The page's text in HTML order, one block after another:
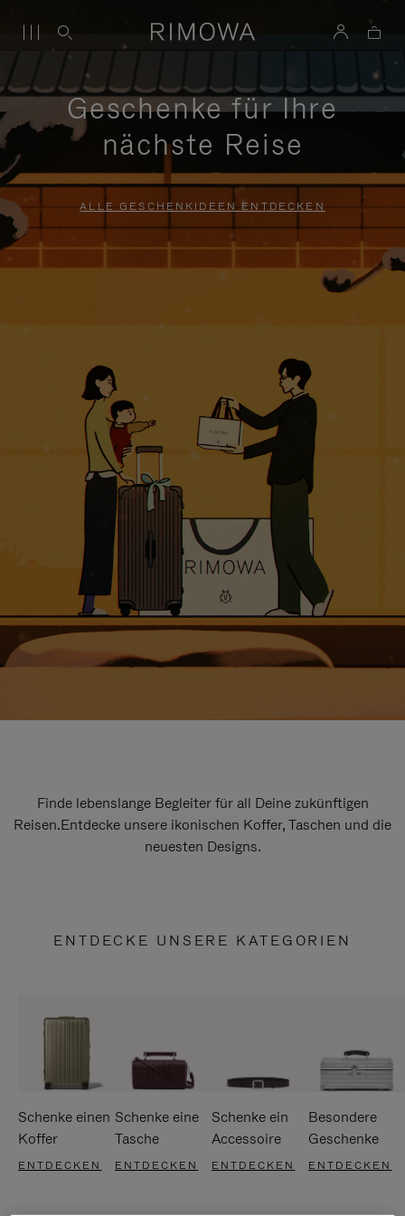
Geschenke für Ihre
nächste Reise
ALLE GESCHENKIDEEN ENTDECKEN
Finde lebenslange Begleiter für all Deine zukünftigen
Reisen.Entdecke unsere ikonischen Koffer, Taschen und die
neuesten Designs.
ENTDECKE UNSERE KATEGORIEN
Schenke einen
Koffer
ENTDECKEN
Schenke eine
Tasche
ENTDECKEN
Schenke ein
Accessoire
ENTDECKEN
Besondere
Geschenke
ENTDECKEN